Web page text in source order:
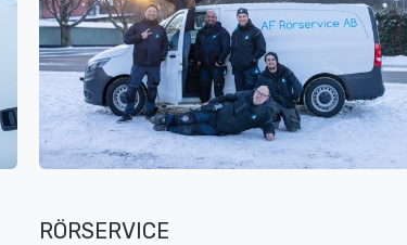
RÖRSERVICE